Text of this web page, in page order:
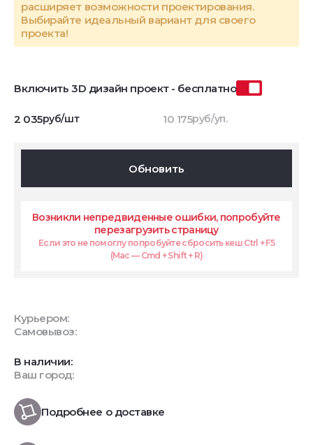
расширяет возможности проектирования.
Выбирайте идеальный вариант для своего
проекта!
Включить 3D дизайн проект - бесплатно
2 035руб/шт 10 175руб/уп.
Обновить
Возникли непредвиденные ошибки, попробуйте
перезагрузить страницу
Если это не помоглу попробуйте сбросить кеш Ctrl + F5
(Mac — Cmd + Shift + R)
Курьером:
Самовывоз:
В наличии:
Ваш город:
Подробнее о доставке